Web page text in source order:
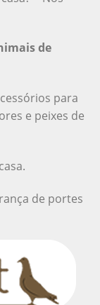
de
para
e peixes de
de portes